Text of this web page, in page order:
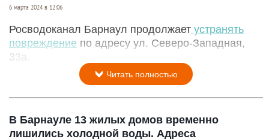
6 марта 2024 в 12:06
Росводоканал Барнаул продолжает устранять
повреждение по адресу ул. Северо-Западная,
33а.
Читать полностью
В Барнауле 13 жилых домов временно
лишились холодной воды. Адреса